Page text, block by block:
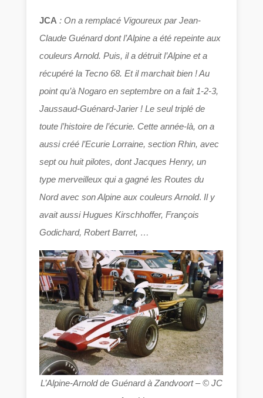
JCA : On a remplacé Vigoureux par Jean-
Claude Guénard dont l’Alpine a été repeinte aux
couleurs Arnold. Puis, il a détruit l’Alpine et a
récupéré la Tecno 68. Et il marchait bien ! Au
point qu’à Nogaro en septembre on a fait 1-2-3,
Jaussaud-Guénard-Jarier ! Le seul triplé de
toute l’histoire de l’écurie. Cette année-là, on a
aussi créé l’Ecurie Lorraine, section Rhin, avec
sept ou huit pilotes, dont Jacques Henry, un
type merveilleux qui a gagné les Routes du
Nord avec son Alpine aux couleurs Arnold. Il y
avait aussi Hugues Kirschhoffer, François
Godichard, Robert Barret, …
L’Alpine-Arnold de Guénard à Zandvoort–© JC